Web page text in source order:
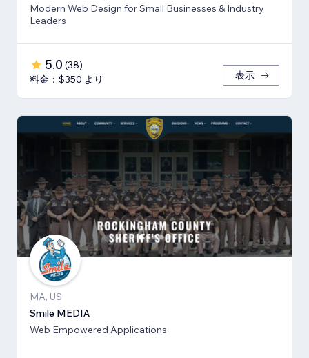
Modern Web Design for Small Businesses & Industry
Leaders
5.0 (38)
料金：$350 より
表示
MA, US
Smile MEDIA
Web Empowered Applications